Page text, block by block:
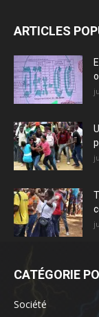
ARTICLES
CATÉGORIE
Société